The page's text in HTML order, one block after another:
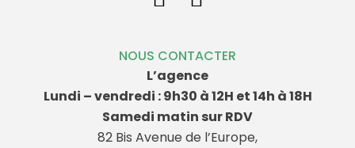
NOUS CONTACTER
L’agence
Lundi – vendredi : 9h30 à 12H et 14h à 18H
Samedi matin sur RDV
82 Bis Avenue de l’Europe,